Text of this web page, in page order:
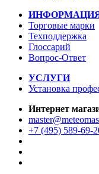
Торговые марки
Техподдержка
Глоссарий
Вопрос-Ответ
УСЛУГИ
Установка
Интернет
+7 (495) 589-69-